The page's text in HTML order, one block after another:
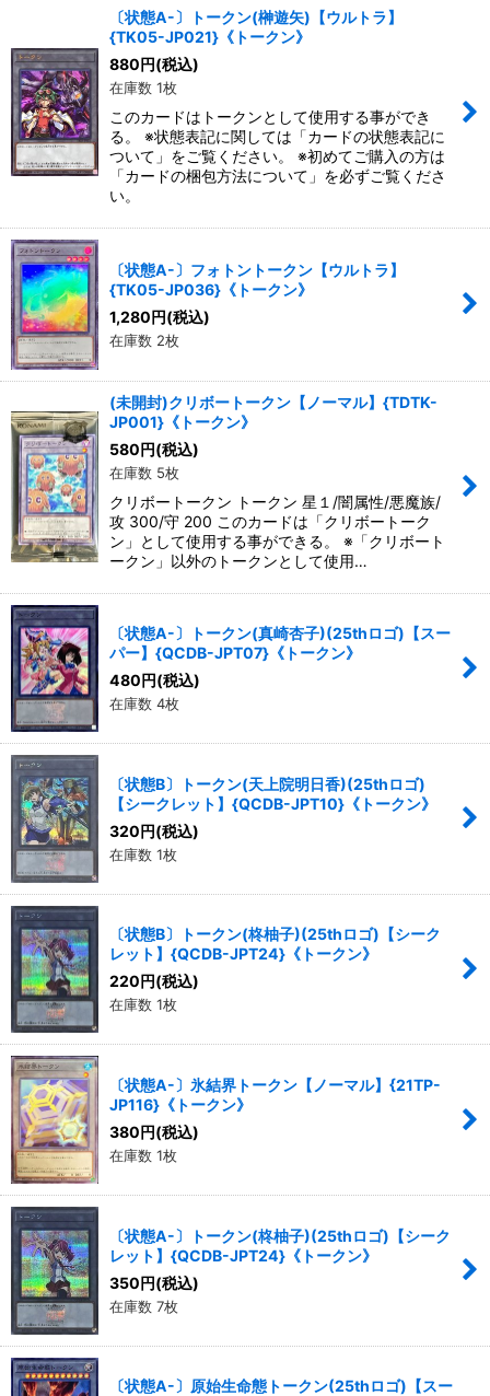
〔状態A-〕トークン(榊遊矢)【ウルトラ】
{TK05-JP021}《トークン》
880円(税込)
在庫数 1枚
このカードはトークンとして使用する事ができ
る。 ※状態表記に関しては「カードの状態表記に
ついて」をご覧ください。 ※初めてご購入の方は
「カードの梱包方法について」を必ずご覧くださ
い。
〔状態A-〕フォトントークン【ウルトラ】
{TK05-JP036}《トークン》
1,280円(税込)
在庫数 2枚
(未開封)クリボートークン【ノーマル】{TDTK-
JP001}《トークン》
580円(税込)
在庫数 5枚
クリボートークン トークン 星１/闇属性/悪魔族/
攻 300/守 200 このカードは「クリボートーク
ン」として使用する事ができる。 ※「クリボート
ークン」以外のトークンとして使用…
〔状態A-〕トークン(真崎杏子)(25thロゴ)【スー
パー】{QCDB-JPT07}《トークン》
480円(税込)
在庫数 4枚
〔状態B〕トークン(天上院明日香)(25thロゴ)
【シークレット】{QCDB-JPT10}《トークン》
320円(税込)
在庫数 1枚
〔状態B〕トークン(柊柚子)(25thロゴ)【シーク
レット】{QCDB-JPT24}《トークン》
220円(税込)
在庫数 1枚
〔状態A-〕氷結界トークン【ノーマル】{21TP-
JP116}《トークン》
380円(税込)
在庫数 1枚
〔状態A-〕トークン(柊柚子)(25thロゴ)【シーク
レット】{QCDB-JPT24}《トークン》
350円(税込)
在庫数 7枚
〔状態A-〕原始生命態トークン(25thロゴ)【スー